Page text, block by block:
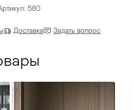
580
Доставка Задать вопрос